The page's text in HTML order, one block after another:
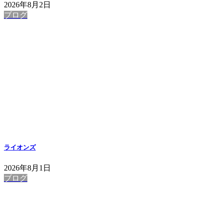
2026年8月2日
ブログ
ライオンズ
2026年8月1日
ブログ